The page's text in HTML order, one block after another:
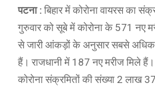
पटना : बिहार में कोरोना वायरस का
गुरुवार को सूबे में कोरोना के 571 नए
से जारी आंकड़ों के अनुसार सबसे अधिक
हैं। राजधानी में 187 नए मरीज मिले
कोरोना संक्रमितों की संख्या 2 लाख